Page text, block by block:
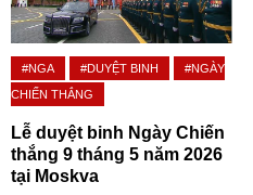
#NGA #DUYỆT BINH
#NGÀY
CHIẾN THẮNG
Lễ duyệt binh Ngày Chiến
thắng 9 tháng 5 năm 2026
tại Moskva